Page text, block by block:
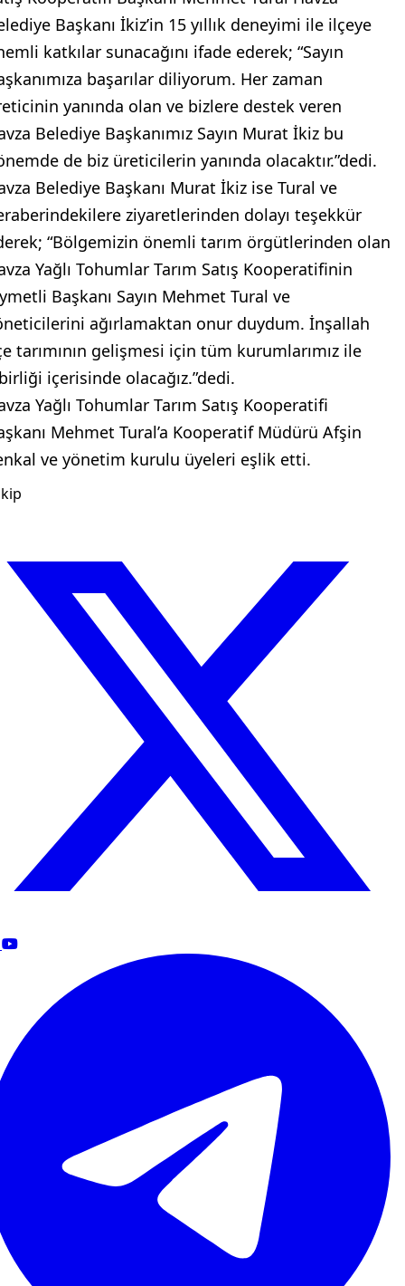
Başkanı İkiz’in 15 yıllık deneyimi ile ilçeye
katkılar sunacağını ifade ederek; “Sayın
başarılar diliyorum. Her zaman
yanında olan ve bizlere destek veren
Belediye Başkanımız Sayın Murat İkiz bu
de biz üreticilerin yanında olacaktır.”dedi.
Belediye Başkanı Murat İkiz ise Tural ve
ziyaretlerinden dolayı teşekkür
“Bölgemizin önemli tarım örgütlerinden olan
Yağlı Tohumlar Tarım Satış Kooperatifinin
Başkanı Sayın Mehmet Tural ve
ağırlamaktan onur duydum. İnşallah
tarımının gelişmesi için tüm kurumlarımız ile
içerisinde olacağız.”dedi.
Yağlı Tohumlar Tarım Satış Kooperatifi
Mehmet Tural’a Kooperatif Müdürü Afşin
ve yönetim kurulu üyeleri eşlik etti.